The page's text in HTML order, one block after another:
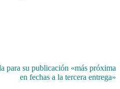
para su publicación «más próxima
en fechas a la tercera entrega»